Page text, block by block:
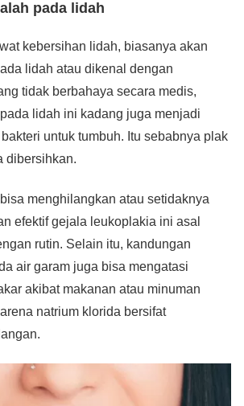
pada lidah
kebersihan lidah, biasanya akan
lidah atau dikenal dengan
tidak berbahaya secara medis,
lidah ini kadang juga menjadi
untuk tumbuh. Itu sebabnya plak
dibersihkan.
menghilangkan atau setidaknya
efektif gejala leukoplakia ini asal
rutin. Selain itu, kandungan
air garam juga bisa mengatasi
akibat makanan atau minuman
natrium klorida bersifat